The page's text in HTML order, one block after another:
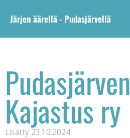
Järjen äärellä - Pudasjärvellä
Pudasjärven
Kajastus ry
Lisätty 23.10.2024